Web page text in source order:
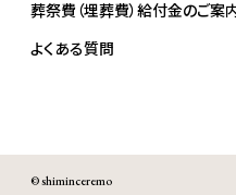
葬祭費（埋葬費）給付金のご案
よくある質問
© shiminceremo